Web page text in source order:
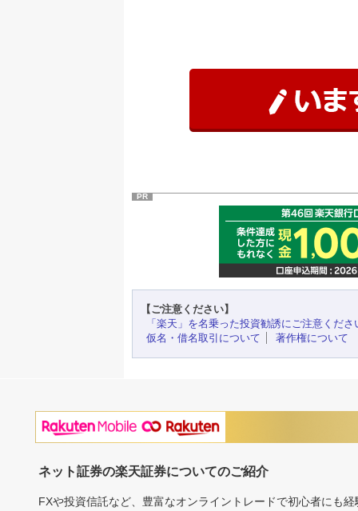
PR
【ご注意ください】
「楽天」を名乗った投資勧誘にご注意くださ
仮名・借名取引について
著作権について
ネット証券の楽天証券についてのご紹介
FXや投資信託など、豊富なオンライントレードで初心者にも